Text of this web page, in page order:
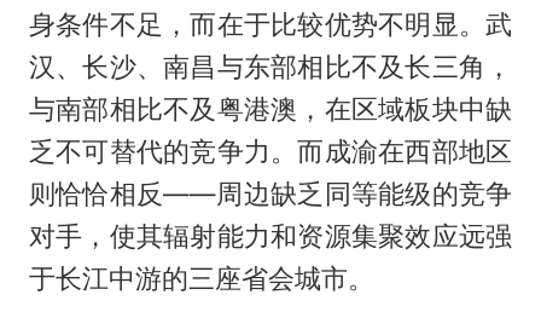
身条件不足，而在于比较优势不明显。武
汉、长沙、南昌与东部相比不及长三角，
与南部相比不及粤港澳，在区域板块中缺
乏不可替代的竞争力。而成渝在西部地区
则恰恰相反——周边缺乏同等能级的竞争
对手，使其辐射能力和资源集聚效应远强
于长江中游的三座省会城市。